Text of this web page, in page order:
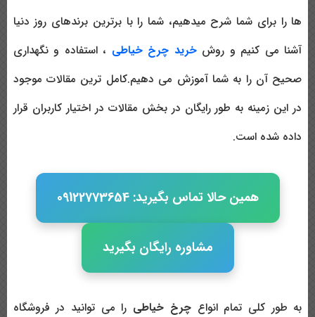
ها را برای شما شرح میدهیم، شما را با برترین برندهای روز دنیا
آشنا می کنیم و روشخرید چرخ خیاطی ، استفاده و نگهداری
صحیح آن را به شما آموزش می دهیم.کامل ترین مقالات موجود
در این زمینه به طور رایگان در بخش مقالات در اختیار کاربران قرار
داده شده است.
همین حالا تماس بگیرید: 09122773654
مشاوره رایگان بگیرید
به طور کلی تمام انواعچرخ خیاطی را می توانید در فروشگاه